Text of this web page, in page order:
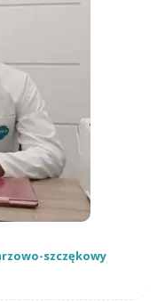
szczękowy